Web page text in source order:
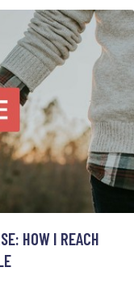
HOW I REACH